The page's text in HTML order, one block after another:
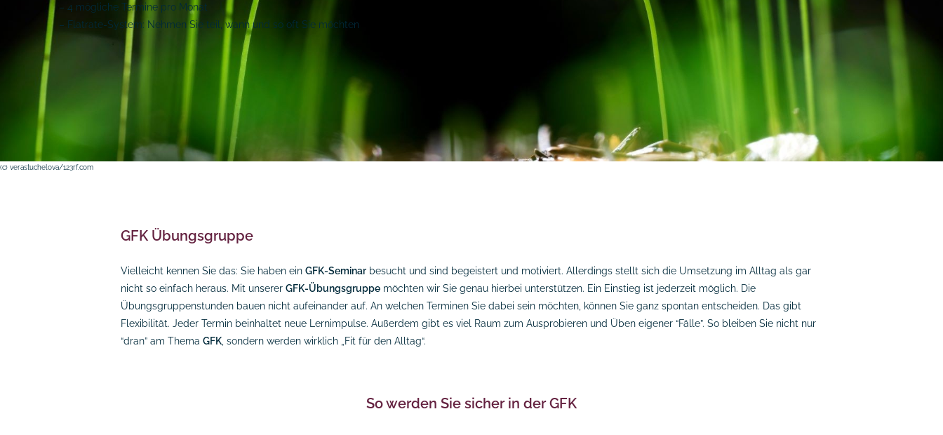
– 4 mögliche Termine pro Monat
– Flatrate-System: Nehmen Sie teil, wann und so oft Sie möchten
(c) verastuchelova/123rf.com
GFK Übungsgruppe
Vielleicht kennen Sie das: Sie haben ein GFK-Seminar besucht und sind begeistert und motiviert. Allerdings stellt sich die Umsetzung im Alltag als gar
nicht so einfach heraus. Mit unserer GFK-Übungsgruppe möchten wir Sie genau hierbei unterstützen. Ein Einstieg ist jederzeit möglich. Die
Übungsgruppenstunden bauen nicht aufeinander auf. An welchen Terminen Sie dabei sein möchten, können Sie ganz spontan entscheiden. Das gibt
Flexibilität. Jeder Termin beinhaltet neue Lernimpulse. Außerdem gibt es viel Raum zum Ausprobieren und Üben eigener “Fälle”. So bleiben Sie nicht nur
“dran” am Thema GFK , sondern werden wirklich „Fit für den Alltag“.
So werden Sie sicher in der GFK